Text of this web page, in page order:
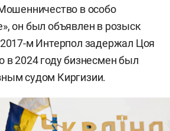
в особо
он был объявлен в розыск
м Интерпол задержал Цоя
в 2024 году бизнесмен был
судом Киргизии.